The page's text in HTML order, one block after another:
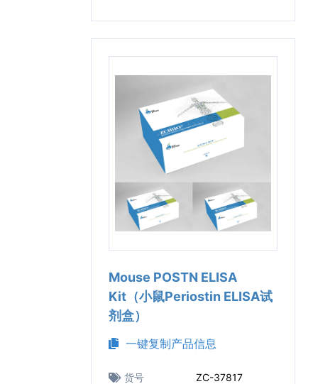
Mouse POSTN ELISA
Kit（小鼠Periostin ELISA试
剂盒）
一键复制产品信息
货号
ZC-37817